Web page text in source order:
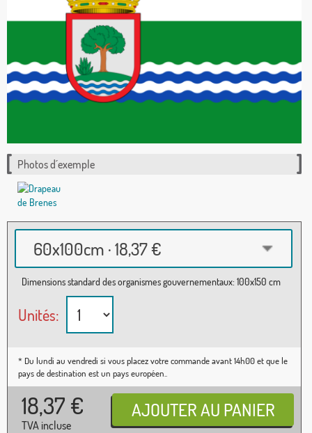
Photos d´exemple
60x100cm · 18,37 €
Dimensions standard des organismes gouvernementaux: 100x150 cm
Unités:
* Du lundi au vendredi si vous placez votre commande avant 14h00 et que le
pays de destination est un pays européen..
18,37 €
TVA incluse